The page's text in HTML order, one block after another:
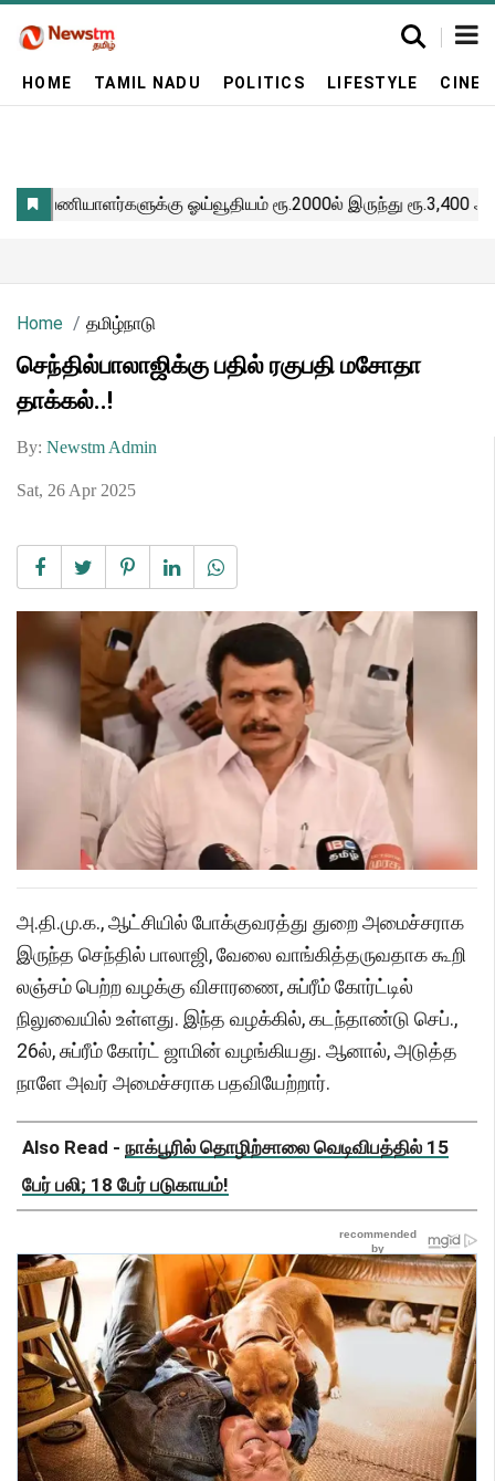
HOME TAMIL NADU POLITICS LIFESTYLE
Home தமிழ்நாடு
செந்தில்பாலாஜிக்கு பதில் ரகுபதி மசோதா
தாக்கல்..!
By: Newstm Admin
Sat, 26 Apr 2025
அ.தி.மு.க., ஆட்சியில் போக்குவரத்து துறை அமைச்சராக
இருந்த செந்தில் பாலாஜி, வேலை வாங்கித்தருவதாக கூறி
லஞ்சம் பெற்ற வழக்கு விசாரணை, சுப்ரீம் கோர்ட்டில்
நிலுவையில் உள்ளது. இந்த வழக்கில், கடந்தாண்டு செப்.,
26ல், சுப்ரீம் கோர்ட் ஜாமின் வழங்கியது. ஆனால், அடுத்த
நாளே அவர் அமைச்சராக பதவியேற்றார்.
Also Read - நாக்பூரில் தொழிற்சாலை வெடிவிபத்தில் 15
பேர் பலி; 18 பேர் படுகாயம்!